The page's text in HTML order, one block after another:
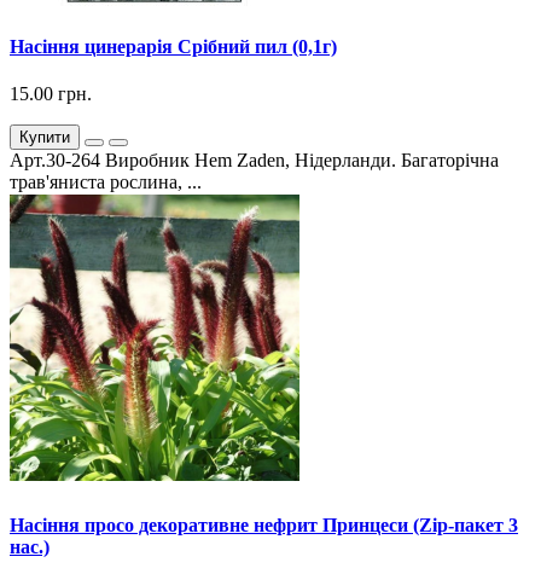
Насіння цинерарія Срібний пил (0,1г)
15.00 грн.
Купити
Арт.30-264 Виробник Hem Zaden, Нідерланди. Багаторічна
трав'яниста рослина, ...
Насіння просо декоративне нефрит Принцеси (Zip-пакет 3
нас.)